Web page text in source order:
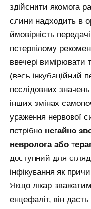
здійснити якомога
слини надходить в
ймовірність
потерпілому
ввечері вимірювати
(весь інкубаційний
послідовних
інших змінах
ураження нервової
потрібно негайно
невролога або
доступний для
інфікування як
Якщо лікар
енцефаліт, він